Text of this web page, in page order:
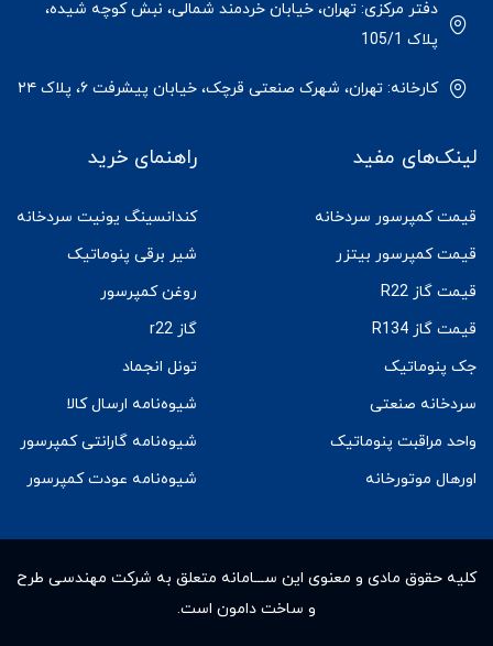
دفتر مرکزی: تهران، خیابان خردمند شمالی، نبش کوچه شیده،
پلاک 105/1
کارخانه: تهران، شهرک صنعتی قرچک، خیابان پیشرفت ۶، پلاک ۲۴
لینک‌های مفید
قیمت کمپرسور سردخانه
قیمت کمپرسور بیتزر
قیمت گاز R22
قیمت گاز R134
جک پنوماتیک
سردخانه صنعتی
واحد مراقبت پنوماتیک
اورهال موتورخانه
راهنمای خرید
کندانسینگ یونیت سردخانه
شیر برقی پنوماتیک
روغن کمپرسور
گاز r22
تونل انجماد
شیوه‌نامه ارسال کالا
شیوه‌نامه گارانتی کمپرسور
شیوه‌نامه عودت کمپرسور
کلیه حقوق مادى و معنوى این ســـامانه متعلق به شرکت مهندسی طرح
و ساخت دامون است.